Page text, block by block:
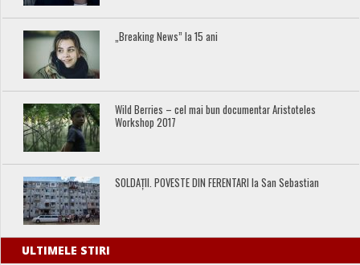
„Breaking News” la 15 ani
Wild Berries – cel mai bun documentar Aristoteles
Workshop 2017
SOLDAȚII. POVESTE DIN FERENTARI la San Sebastian
ULTIMELE STIRI